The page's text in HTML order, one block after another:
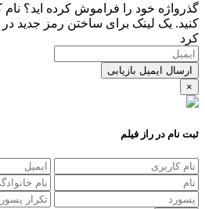
گذرواژه خود را فراموش کرده اید؟ نام
کنید. یک لینک برای ساختن رمز جدید در
کرد
ارسال ایمیل بازیابی
×
ثبت نام در راز فیلم